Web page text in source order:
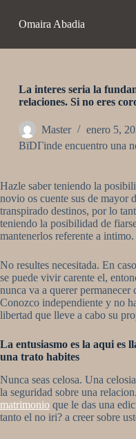
t
o
i
d
o
Omaira Abadia
La interes seri­a la
relaciones. Si no eres
Master
enero 5,
ВїDГіnde encuentro una
Hazle saber teniendo la
novio os cuente sus de mayor
transpirado destinos, por lo
teniendo la posibilidad de
mantenerlos referente a intimo.
No resultes necesitada. En
se puede vivir carente el,
nunca va a querer
Conozco independiente y no
libertad que lleve a cabo su
La entusiasmo es la aqui­ es
una trato habites
Nunca seas celosa. Una
la seguridad sobre una
matrimonio que le das una
tanto el no iri? a creer sobre